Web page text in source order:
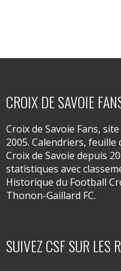
CROIX DE SAVOIE
Croix de Savoie Fans,
2005. Calendriers,
Croix de Savoie depuis
statistiques avec
Historique du Football
Thonon-Gaillard FC.
SUIVEZ CSF SUR LES